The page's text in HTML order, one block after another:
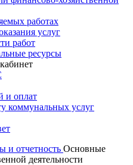
работах
услуг
работ
ресурсы
и оплат
коммунальных услуг
и отчетность Основные
деятельности